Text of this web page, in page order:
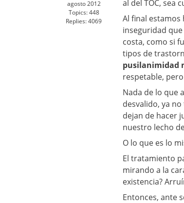
agosto 2012
Topics: 448
Replies:4069
al del TOC, sea
Al final
inseguridad
costa, como si
tipos de
pusilanimidad
respetable,
Nada de lo que
desvalido, ya
dejan de hacer
nuestro lecho
O lo que es lo
El tratamiento
mirando a la
existencia?
Entonces, ante